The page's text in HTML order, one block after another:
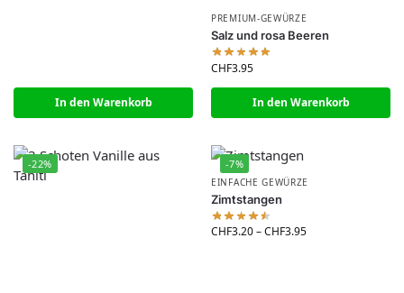
In den Warenkorb
PREMIUM-GEWÜRZE
Salz und rosa Beeren
CHF3.95
In den Warenkorb
-22% -7%
EINFACHE GEWÜRZE
Zimtstangen
CHF3.20–CHF3.95